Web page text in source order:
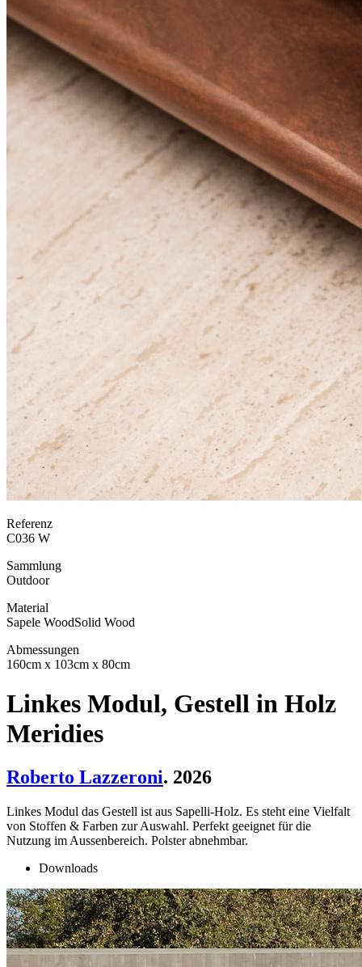
Referenz
C036 W
Sammlung
Outdoor
Material
Sapele WoodSolid Wood
Abmessungen
160cm x 103cm x 80cm
Linkes Modul, Gestell in Holz
Meridies
Roberto Lazzeroni. 2026
Linkes Modul das Gestell ist aus Sapelli-Holz. Es steht eine Vielfalt
von Stoffen & Farben zur Auswahl. Perfekt geeignet für die
Nutzung im Aussenbereich. Polster abnehmbar.
Downloads